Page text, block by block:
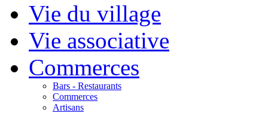
Vie du village
Vie associative
Commerces
Bars - Restaurants
Commerces
Artisans